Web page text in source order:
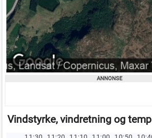
Vindstyrke, vindretning og